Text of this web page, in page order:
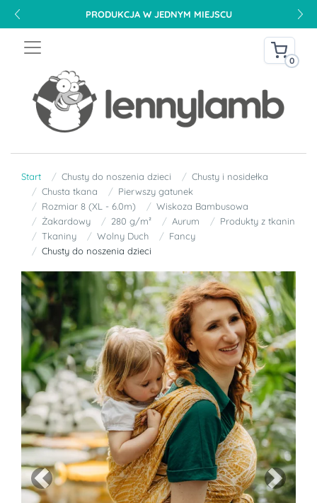
PRODUKCJA W JEDNYM MIEJSCU
0
Start Chusty do noszenia dzieci
Chusty i nosidełka
Chusta tkana
Pierwszy gatunek
Rozmiar 8 (XL - 6.0m)
Wiskoza Bambusowa
Żakardowy
280 g/m² Aurum
Produkty z tkanin
Tkaniny
Wolny Duch
Fancy
Chusty do noszenia dzieci
Previous Next